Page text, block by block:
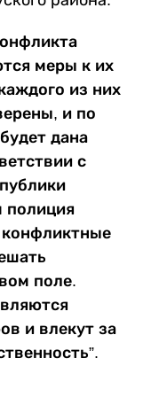
меры к их
из них
и по
дана
с
полиция
поле.
и влекут за